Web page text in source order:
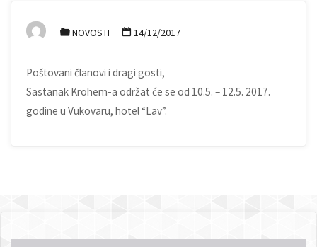
NOVOSTI 14/12/2017
Poštovani članovi i dragi gosti,
Sastanak Krohem-a održat će se od 10.5. – 12.5. 2017.
godine u Vukovaru, hotel “Lav”.